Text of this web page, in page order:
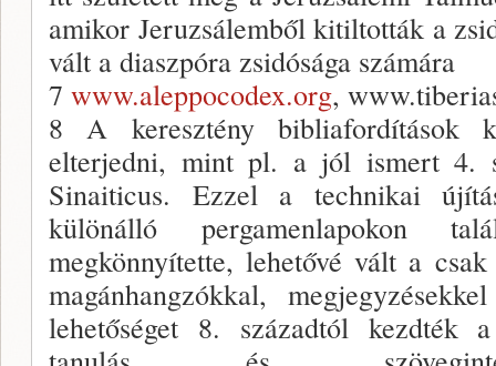
amikor Jeruzsálemből kitiltották a
vált a diaszpóra zsidósága számára
7 www.aleppocodex.org,
8 A keresztény bibliafordítások
elterjedni, mint pl. a jól ismert 4.
Sinaiticus. Ezzel a technikai
különálló pergamenlapokon
megkönnyítette, lehetővé vált a
magánhangzókkal,
lehetőséget 8. századtól kezdték